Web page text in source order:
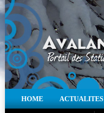
HOME ACTUALITES